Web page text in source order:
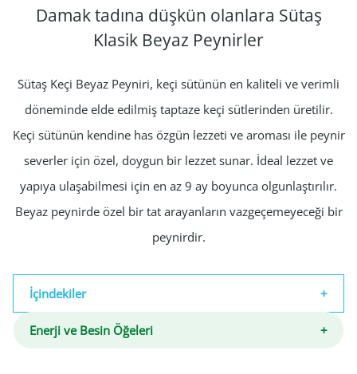
Damak tadına düşkün olanlara Sütaş
Klasik Beyaz Peynirler
Sütaş Keçi Beyaz Peyniri, keçi sütünün en kaliteli ve verimli
döneminde elde edilmiş taptaze keçi sütlerinden üretilir.
Keçi sütünün kendine has özgün lezzeti ve aroması ile peynir
severler için özel, doygun bir lezzet sunar. İdeal lezzet ve
yapıya ulaşabilmesi için en az 9 ay boyunca olgunlaştırılır.
Beyaz peynirde özel bir tat arayanların vazgeçemeyeceği bir
peynirdir.
İçindekiler
Enerji ve Besin Öğeleri